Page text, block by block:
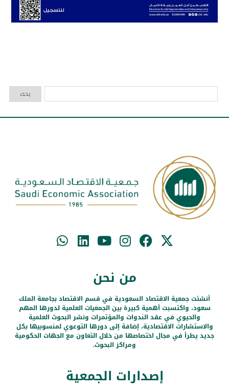
من نحن
أنشئت جمعية الاقتصاد السعودية في قسم الاقتصاد بجامعة الملك
سعود، واكتسبت أهمية كبيرة بين الجمعيات العلمية لدورها المهم
والحيوي في عقد الندوات والمؤتمرات ونشر البحوث العلمية
والاستشارات الاقتصادية، إضافة إلى دورها التوعوي لمنسوبيها بكل
جديد يطرأ في مجال اختصاصها من خلال التعاون مع الجهات الحكومية
ومراكز البحوث.
إصدارات الجمعية